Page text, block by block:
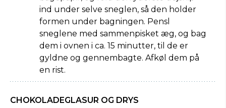
ind under selve sneglen, så den holder
formen under bagningen. Pensl
sneglene med sammenpisket æg, og bag
dem i ovnen i ca. 15 minutter, til de er
gyldne og gennembagte. Afkøl dem på
en rist.
CHOKOLADEGLASUR OG DRYS